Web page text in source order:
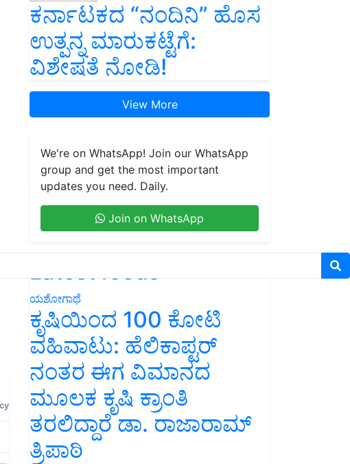
ಕರ್ನಾಟಕದ “ನಂದಿನಿ” ಹೊಸ
ಉತ್ಪನ್ನ ಮಾರುಕಟ್ಟೆಗೆ:
ವಿಶೇಷತೆ ನೋಡಿ!
View More
We're on WhatsApp! Join our WhatsApp
group and get the most important
updates you need. Daily.
Join on WhatsApp
Latest feeds
ಯಶೋಗಾಥೆ
ಕೃಷಿಯಿಂದ 100 ಕೋಟಿ
ವಹಿವಾಟು: ಹೆಲಿಕಾಪ್ಟರ್
ನಂತರ ಈಗ ವಿಮಾನದ
ಮೂಲಕ ಕೃಷಿ ಕ್ರಾಂತಿ
ತರಲಿದ್ದಾರೆ ಡಾ. ರಾಜಾರಾಮ್
ತ್ರಿಪಾಠಿ